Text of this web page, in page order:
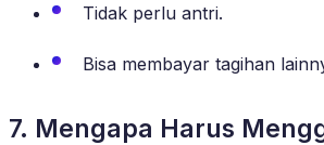
Tidak perlu antri.
Bisa membayar tagihan
7. Mengapa Harus